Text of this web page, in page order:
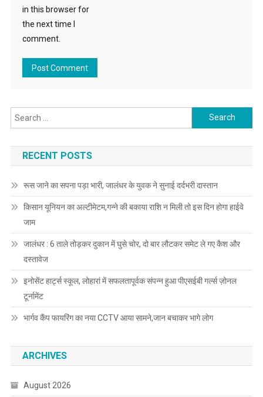
in this browser for
the next time I
comment.
Search for:
RECENT POSTS
रूस जाने का सपना पड़ा भारी, जालंधर के युवक ने सुनाई दर्दभरी दास्तान
किसान यूनियन का अल्टीमेटम,गन्ने की बकाया राशि न मिली तो इस दिन होगा हाईवे
जाम
जालंधर : 6 ताले तोड़कर दुकान में घुसे चोर, दो बार लौटकर समेट ले गए कैश और
दस्तावेज
इनोसेंट हार्ट्स स्कूल, लोहारां में सफलतापूर्वक संपन्न हुआ पीएसईबी गर्ल्स ज़ोनल
टूर्नामेंट
भार्गव कैंप फायरिंग का नया CCTV आया सामने,जान बचाकर भागे लोग
ARCHIVES
August 2026